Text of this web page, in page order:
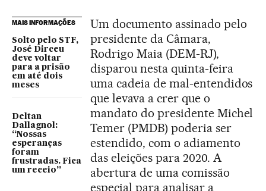
MAIS INFORMAÇÕES
Solto pelo STF,
José Dirceu
deve voltar
para a prisão
em até dois
meses
Deltan
Dallagnol:
“Nossas
esperanças
foram
frustradas. Fica
um receio”
Um documento assinado pelo
presidente da Câmara,
Rodrigo Maia (DEM-RJ),
disparou nesta quinta-feira
uma cadeia de mal-entendidos
que levava a crer que o
mandato do presidente Michel
Temer (PMDB) poderia ser
estendido, com o adiamento
das eleições para 2020. A
abertura de uma comissão
especial para analisar a